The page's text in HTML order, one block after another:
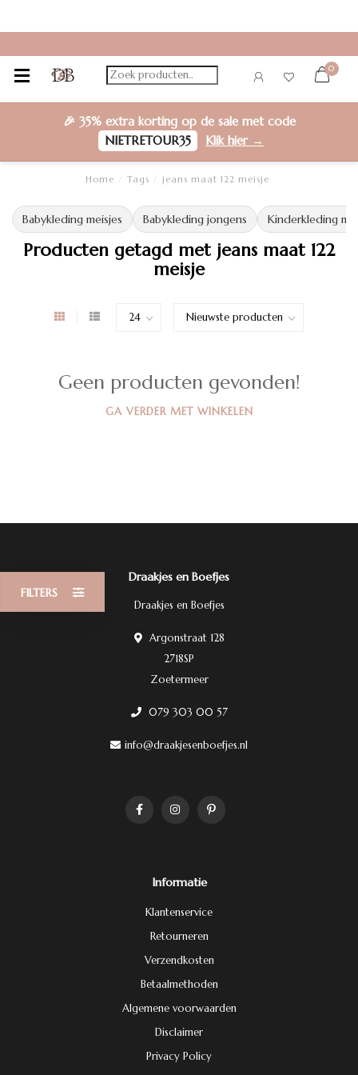
0
🎉 35% extra kortingop de sale met code
NIETRETOUR35
Klik hier →
Home Tags jeans maat 122 meisje
Babykleding meisjes Babykleding jongens Kinderkleding
Producten getagd met jeans maat 122
meisje
FILTERS
Geen producten gevonden!
GA VERDER MET WINKELEN
Draakjes en Boefjes
Draakjes en Boefjes
Argonstraat 128
2718SP
Zoetermeer
079 303 00 57
info@draakjesenboefjes.nl
Informatie
Klantenservice
Retourneren
Verzendkosten
Betaalmethoden
Algemene voorwaarden
Disclaimer
Privacy Policy